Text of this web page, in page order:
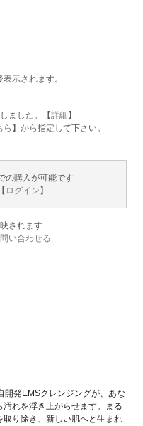
示されます。
ました。【詳細 】
ら 】から指定して下さい。
の購入が可能です
ログイン 】
されます
い合わせる
開発EMSクレンジングが、あな
れを浮き上がらせます。まる
り除き、新しい肌へと生まれ